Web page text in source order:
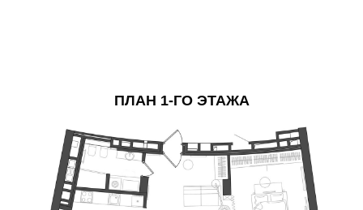
ПЛАН 1-ГО ЭТАЖА